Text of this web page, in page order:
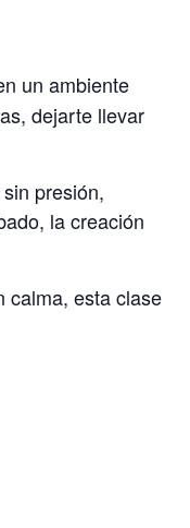
un ambiente
dejarte llevar
presión,
la creación
calma, esta clase